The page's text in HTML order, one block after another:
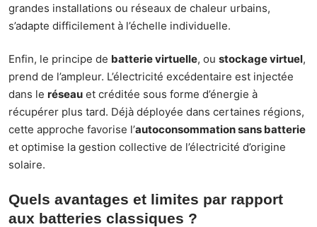
grandes installations ou réseaux de chaleur urbains,
s’adapte difficilement à l’échelle individuelle.
Enfin, le principe de batterie virtuelle, ou stockage virtuel,
prend de l’ampleur. L’électricité excédentaire est injectée
dans le réseau et créditée sous forme d’énergie à
récupérer plus tard. Déjà déployée dans certaines régions,
cette approche favorise l’autoconsommation sans batterie
et optimise la gestion collective de l’électricité d’origine
solaire.
Quels avantages et limites par rapport
aux batteries classiques ?